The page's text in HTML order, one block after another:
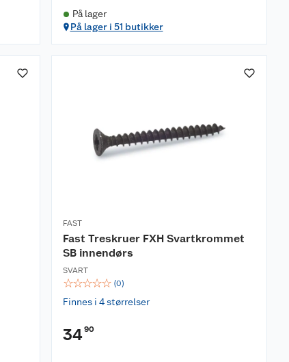
På lager
På lager i 51 butikker
FAST
Fast Treskruer FXH Svartkrommet
SB innendørs
SVART
☆☆☆☆☆ (0)
Finnes i 4 størrelser
3490